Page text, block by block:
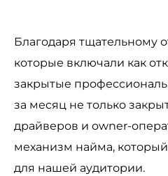
Благодаря тщательному
которые включали как
закрытые
за месяц не только
драйверов и owner-
механизм найма,
для нашей аудитории.